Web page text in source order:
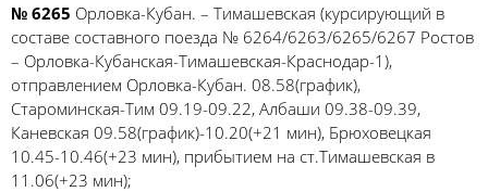
№ 6265 Орловка-Кубан. – Тимашевская (курсирующий в
составе составного поезда № 6264/6263/6265/6267 Ростов
– Орловка-Кубанская-Тимашевская-Краснодар-1),
отправлением Орловка-Кубан. 08.58(график),
Староминская-Тим 09.19-09.22, Албаши 09.38-09.39,
Каневская 09.58(график)-10.20(+21 мин), Брюховецкая
10.45-10.46(+23 мин), прибытием на ст.Тимашевская в
11.06(+23 мин);